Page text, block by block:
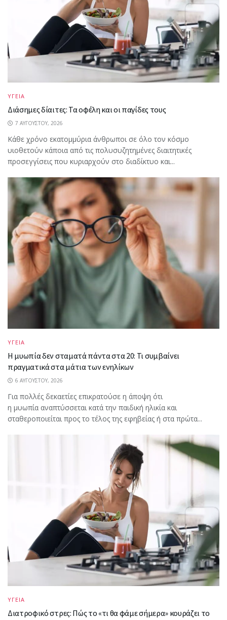
ΥΓΕΙΑ
Διάσημες δίαιτες: Τα οφέλη και οι παγίδες τους
7 ΑΥΓΟΎΣΤΟΥ, 2026
Κάθε χρόνο εκατομμύρια άνθρωποι σε όλο τον κόσμο
υιοθετούν κάποια από τις πολυσυζητημένες διαιτητικές
προσεγγίσεις που κυριαρχούν στο διαδίκτυο και...
ΥΓΕΙΑ
Η μυωπία δεν σταματά πάντα στα 20: Τι συμβαίνει
πραγματικά στα μάτια των ενηλίκων
6 ΑΥΓΟΎΣΤΟΥ, 2026
Για πολλές δεκαετίες επικρατούσε η άποψη ότι
η μυωπία αναπτύσσεται κατά την παιδική ηλικία και
σταθεροποιείται προς το τέλος της εφηβείας ή στα πρώτα...
ΥΓΕΙΑ
Διατροφικό στρες: Πώς το «τι θα φάμε σήμερα» κουράζει το